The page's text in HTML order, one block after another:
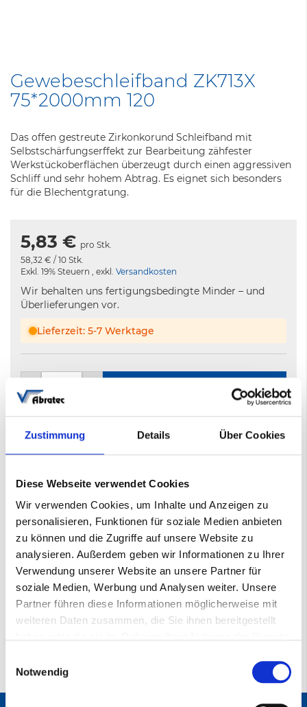
Zustimmung Details Über Cookies
Diese Webseite verwendet Cookies
Wir verwenden Cookies, um Inhalte und Anzeigen zu
personalisieren, Funktionen für soziale Medien anbieten
zu können und die Zugriffe auf unsere Website zu
analysieren. Außerdem geben wir Informationen zu Ihrer
Verwendung unserer Website an unsere Partner für
soziale Medien, Werbung und Analysen weiter. Unsere
Partner führen diese Informationen möglicherweise mit
weiteren Daten zusammen, die Sie ihnen bereitgestellt
Notwendig
der
Bildergalerie
Gewebeschleifband ZK713X
75*2000mm 120
Das offen gestreute Zirkonkorund Schleifband mit
Selbstschärfungserffekt zur Bearbeitung zähfester
Werkstückoberflächen überzeugt durch einen aggressiven
Schliff und sehr hohem Abtrag. Es eignet sich besonders
für die Blechentgratung.
5,83 € pro Stk.
58,32 € / 10 Stk.
Exkl. 19% Steuern , exkl. Versandkosten
Wir behalten uns fertigungsbedingte Minder – und
Überlieferungen vor.
Lieferzeit: 5-7 Werktage
− In den Warenkorb
Nicht auf Lager
Mehr
Informationen
Gewebeschleifband
002402048
120
ZK713X
75*2000mm
75
2000